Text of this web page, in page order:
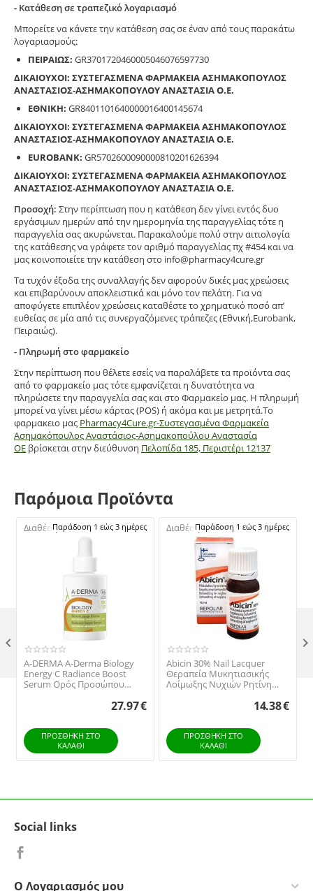
- Κατάθεση σε τραπεζικό λογαριασμό
Μπορείτε να κάνετε την κατάθεση σας σε έναν από τους παρακάτω
λογαριασμούς:
ΠΕΙΡΑΙΩΣ: GR3701720460005046076597730
ΔΙΚΑΙΟΥΧΟΙ: ΣΥΣΤΕΓΑΣΜΕΝΑ ΦΑΡΜΑΚΕΙΑ ΑΣΗΜΑΚΟΠΟΥΛΟΣ
ΑΝΑΣΤΑΣΙΟΣ-ΑΣΗΜΑΚΟΠΟΥΛΟΥ ΑΝΑΣΤΑΣΙΑ Ο.Ε.
ΕΘΝΙΚΗ: GR8401101640000016400145674
ΔΙΚΑΙΟΥΧΟΙ: ΣΥΣΤΕΓΑΣΜΕΝΑ ΦΑΡΜΑΚΕΙΑ ΑΣΗΜΑΚΟΠΟΥΛΟΣ
ΑΝΑΣΤΑΣΙΟΣ-ΑΣΗΜΑΚΟΠΟΥΛΟΥ ΑΝΑΣΤΑΣΙΑ Ο.Ε.
EUROBANK: GR5702600090000810201626394
ΔΙΚΑΙΟΥΧΟΙ: ΣΥΣΤΕΓΑΣΜΕΝΑ ΦΑΡΜΑΚΕΙΑ ΑΣΗΜΑΚΟΠΟΥΛΟΣ
ΑΝΑΣΤΑΣΙΟΣ-ΑΣΗΜΑΚΟΠΟΥΛΟΥ ΑΝΑΣΤΑΣΙΑ Ο.Ε.
Προσοχή: Στην περίπτωση που η κατάθεση δεν γίνει εντός δυο
εργάσιμων ημερών από την ημερομηνία της παραγγελίας τότε η
παραγγελία σας ακυρώνεται. Παρακαλούμε πολύ στην αιτιολογία
της κατάθεσης να γράφετε τον αριθμό παραγγελίας πχ #454 και να
μας κοινοποιείτε την κατάθεση στο info@pharmacy4cure.gr
Τα τυχόν έξοδα της συναλλαγής δεν αφορούν δικές μας χρεώσεις
και επιβαρύνουν αποκλειστικά και μόνο τον πελάτη. Για να
αποφύγετε επιπλέον χρεώσεις καταθέστε το χρηματικό ποσό απ’
ευθείας σε μία από τις συνεργαζόμενες τράπεζες (Εθνική,Eurobank,
Πειραιώς).
- Πληρωμή στο φαρμακείο
Στην περίπτωση που θέλετε εσείς να παραλάβετε τα προϊόντα σας
από το φαρμακείο μας τότε εμφανίζεται η δυνατότητα να
πληρώσετε την παραγγελία σας και στο Φαρμακείο μας. Η πληρωμή
μπορεί να γίνει μέσω κάρτας (POS) ή ακόμα και με μετρητά.Το
φαρμακειο μας Pharmacy4Cure.gr-Συστεγασμένα Φαρμακεία
Ασημακόπουλος Αναστάσιος-Ασημακοπούλου Αναστασία
ΟΕ βρίσκεται στην διεύθυνση Πελοπίδα 185, Περιστέρι 12137
Παρόμοια Προϊόντα
Διαθέσιμο:Παράδοση 1 εώς 3 ημέρες
A-DERMA A-Derma Biology
Energy C Radiance Boost
Serum Ορός Προσώπου
27.97€
ΠΡΟΣΘΉΚΗ ΣΤΟ
ΚΑΛΆΘΙ
Διαθέσιμο:Παράδοση 1 εώς 3 ημέρες
Abicin 30% Nail Lacquer
Θεραπεία Μυκητιασικής
Λοίμωξης Νυχιών Ρητίνη
14.38€
ΠΡΟΣΘΉΚΗ ΣΤΟ
ΚΑΛΆΘΙ
 
Social links
Ο Λογαριασμός μου